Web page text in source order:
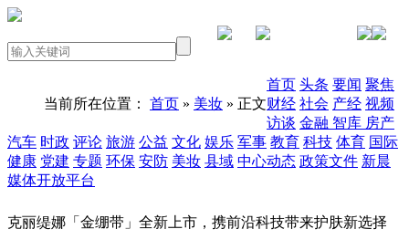
当前所在位置： 首页 » 美妆 » 正文
首页 头条 要闻 聚焦
财经 社会 产经 视频
访谈 金融 智库 房产
汽车 时政 评论 旅游 公益 文化 娱乐 军事 教育 科技 体育 国际
健康 党建 专题 环保 安防 美妆 县域 中心动态 政策文件 新晨
媒体开放平台
克丽缇娜「金绷带」全新上市，携前沿科技带来护肤新选择